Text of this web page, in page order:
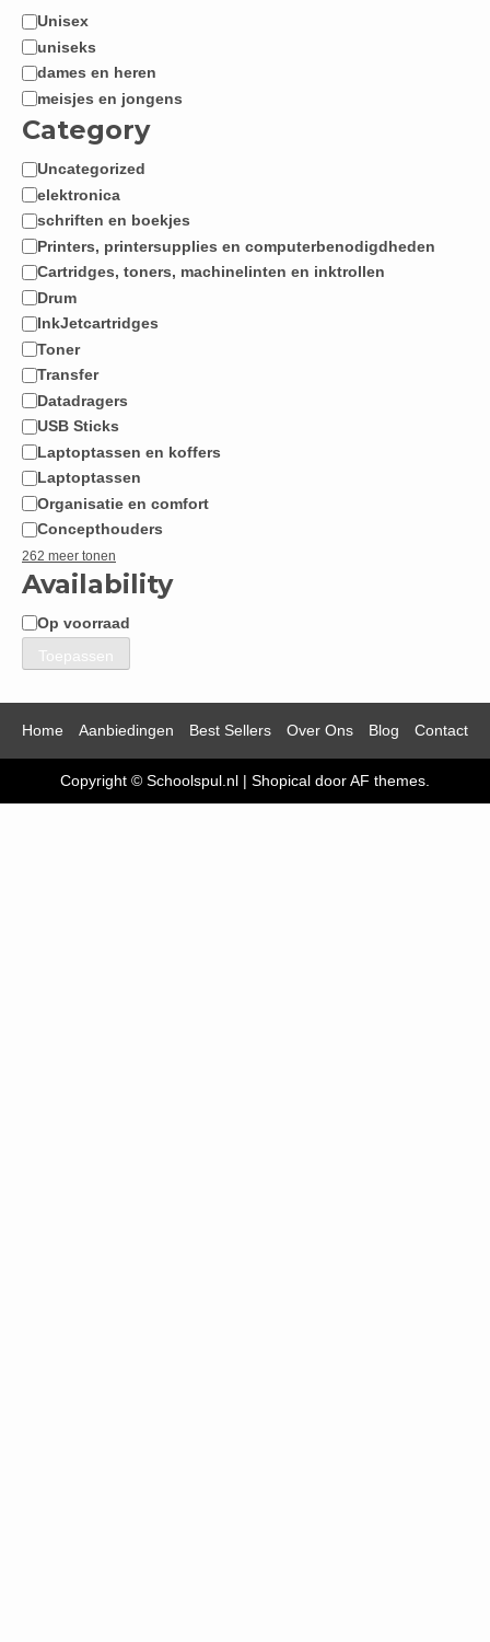
Jongen
/
Meisje:
Unisex
uniseks
dames en heren
meisjes en jongens
Category
Categorie
Uncategorized
elektronica
schriften en boekjes
Printers, printersupplies en computerbenodigdheden
Cartridges, toners, machinelinten en inktrollen
Drum
InkJetcartridges
Toner
Transfer
Datadragers
USB Sticks
Laptoptassen en koffers
Laptoptassen
Organisatie en comfort
Concepthouders
262 meer tonen
Availability
Beschikbaarheid
Op voorraad
Toepassen
Home Aanbiedingen Best Sellers Over Ons Blog Contact
Copyright © Schoolspul.nl | Shopical door AF themes.